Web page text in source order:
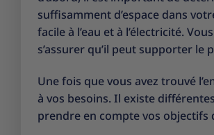
suffisamment d’espace dans
facile à l’eau et à l’électricité.
s’assurer qu’il peut supporter le
Une fois que vous avez trouvé
à vos besoins. Il existe
prendre en compte vos objectifs